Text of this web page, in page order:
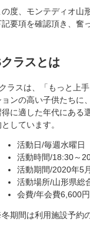
の度、モンテディオ山
記要項を確認頂き、奮
ラスとは
ラスは、「もっと上
ョンの高い子供たちに
得に適した年代にある
しています。
活動日/毎週水曜日
活動時間/18:30～
活動期間/2020年5
活動場所/山形県
会費/年会費6,600
期間は利用施設予約